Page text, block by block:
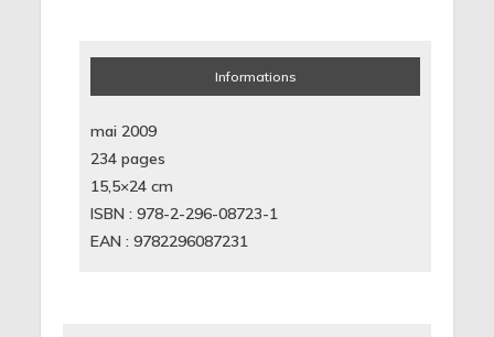
Informations
mai 2009
234 pages
15,5×24 cm
ISBN : 978-2-296-08723-1
EAN : 9782296087231